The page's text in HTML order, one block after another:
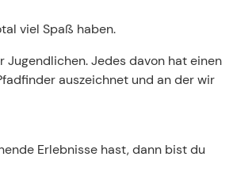
viel Spaß haben.
Jugendlichen. Jedes davon hat einen
auszeichnet und an der wir
Erlebnisse hast, dann bist du